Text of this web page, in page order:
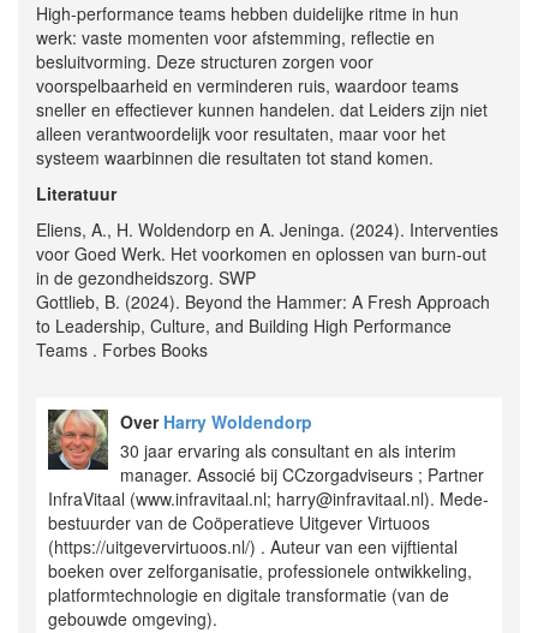
High-performance teams hebben duidelijke ritme in hun
werk: vaste momenten voor afstemming, reflectie en
besluitvorming. Deze structuren zorgen voor
voorspelbaarheid en verminderen ruis, waardoor teams
sneller en effectiever kunnen handelen. dat Leiders zijn niet
alleen verantwoordelijk voor resultaten, maar voor het
systeem waarbinnen die resultaten tot stand komen.
Literatuur
Eliens, A., H. Woldendorp en A. Jeninga. (2024). Interventies
voor Goed Werk. Het voorkomen en oplossen van burn-out
in de gezondheidszorg. SWP
Gottlieb, B. (2024). Beyond the Hammer: A Fresh Approach
to Leadership, Culture, and Building High Performance
Teams . Forbes Books
Over Harry Woldendorp
30 jaar ervaring als consultant en als interim
manager. Associé bij CCzorgadviseurs ; Partner
InfraVitaal (www.infravitaal.nl; harry@infravitaal.nl). Mede-
bestuurder van de Coöperatieve Uitgever Virtuoos
(https://uitgevervirtuoos.nl/) . Auteur van een vijftiental
boeken over zelforganisatie, professionele ontwikkeling,
platformtechnologie en digitale transformatie (van de
gebouwde omgeving).